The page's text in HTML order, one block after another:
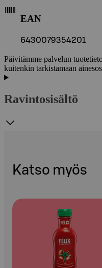
EAN
6430079354201
Päivitämme palvelun
kuitenkin tarkistamaan
Ravintosisältö
Katso myös